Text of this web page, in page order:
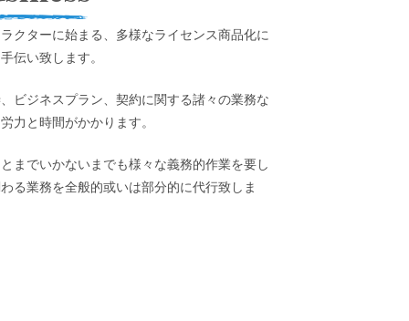
クターに始まる、多様なライセンス商品化に
伝い致します。
ビジネスプラン、契約に関する諸々の業務な
力と時間がかかります。
までいかないまでも様々な義務的作業を要し
る業務を全般的或いは部分的に代行致しま